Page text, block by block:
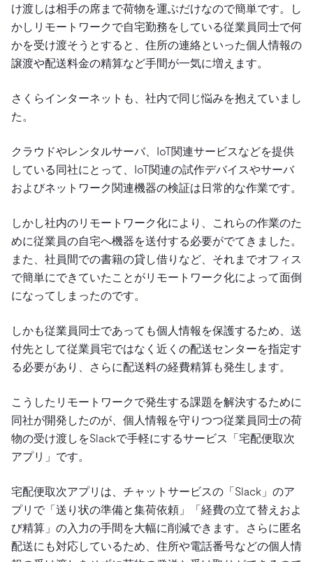
け渡しは相手の席まで荷物を運ぶだけなので簡単です。し
かしリモートワークで自宅勤務をしている従業員同士で何
かを受け渡そうとすると、住所の連絡といった個人情報の
譲渡や配送料金の精算など手間が一気に増えます。
さくらインターネットも、社内で同じ悩みを抱えていまし
た。
クラウドやレンタルサーバ、IoT関連サービスなどを提供
している同社にとって、IoT関連の試作デバイスやサーバ
およびネットワーク関連機器の検証は日常的な作業です。
しかし社内のリモートワーク化により、これらの作業のた
めに従業員の自宅へ機器を送付する必要がでてきました。
また、社員間での書籍の貸し借りなど、それまでオフィス
で簡単にできていたことがリモートワーク化によって面倒
になってしまったのです。
しかも従業員同士であっても個人情報を保護するため、送
付先として従業員宅ではなく近くの配送センターを指定す
る必要があり、さらに配送料の経費精算も発生します。
こうしたリモートワークで発生する課題を解決するために
同社が開発したのが、個人情報を守りつつ従業員同士の荷
物の受け渡しをSlackで手軽にするサービス「宅配便取次
アプリ」です。
宅配便取次アプリは、チャットサービスの「Slack」のア
プリで「送り状の準備と集荷依頼」「経費の立て替えおよ
び精算」の入力の手間を大幅に削減できます。さらに匿名
配送にも対応しているため、住所や電話番号などの個人情